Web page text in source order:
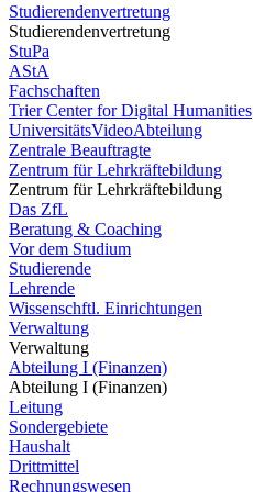
Studierendenvertretung
Studierendenvertretung
StuPa
AStA
Fachschaften
Trier Center for Digital Humanities
UniversitätsVideoAbteilung
Zentrale Beauftragte
Zentrum für Lehrkräftebildung
Zentrum für Lehrkräftebildung
Das ZfL
Beratung & Coaching
Vor dem Studium
Studierende
Lehrende
Wissenschftl. Einrichtungen
Verwaltung
Verwaltung
Abteilung I (Finanzen)
Abteilung I (Finanzen)
Leitung
Sondergebiete
Haushalt
Drittmittel
Rechnungswesen